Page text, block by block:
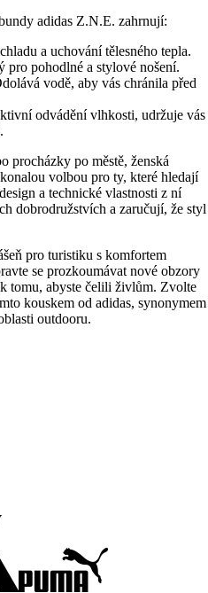
adidas Z.N.E. zahrnují:
a uchování tělesného tepla.
pro pohodlné a stylové nošení.
vodě, aby vás chránila před
odvádění vlhkosti, udržuje vás
procházky po městě, ženská
volbou pro ty, které hledají
a technické vlastnosti z ní
dobrodružstvích a zaručují, že styl
pro turistiku s komfortem
se prozkoumávat nové obzory
tomu, abyste čelili živlům. Zvolte
kouskem od adidas, synonymem
outdooru.